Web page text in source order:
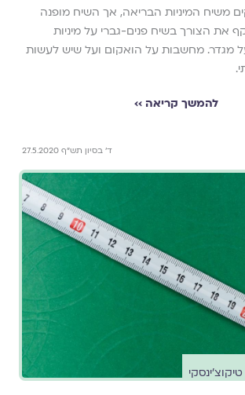
משיח המיניות הבריאה, אך השיח מופנה
את הצורך בשיח פנים-גברי על מיניות
מגדר. מחשבות על הואקום ועל שיש לעשות
להמשך קריאה ››
ד' בסיון תש"ף 27.5.2020